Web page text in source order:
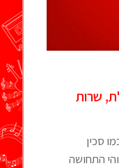
שרות
סכין
התחושה